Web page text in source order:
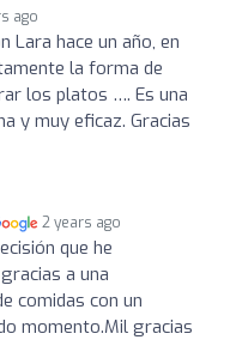
ago
Lara hace un año, en
la forma de
los platos …. Es una
y muy eficaz. Gracias
2 years ago
que he
a una
comidas con un
momento.Mil gracias